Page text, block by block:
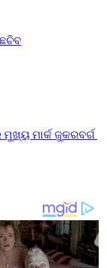
ମାର୍କ ଜୁକରବର୍ଗ